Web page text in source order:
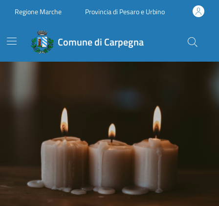
Regione Marche Provincia di Pesaro e Urbino
Comune di Carpegna